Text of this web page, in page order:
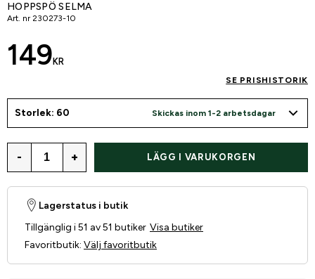
HOPPSPÖ SELMA
Art. nr 230273-10
149 KR
SE PRISHISTORIK
Storlek: 60 Skickas inom 1-2 arbetsdagar
- + LÄGG I VARUKORGEN
Lagerstatus i butik
Tillgänglig i 51 av 51 butiker Visa butiker
Favoritbutik: Välj favoritbutik